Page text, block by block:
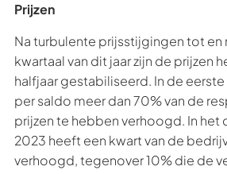
Prijzen
Na turbulente prijsstijgingen tot en
kwartaal van dit jaar zijn de prijzen
halfjaar gestabiliseerd. In de
per saldo meer dan 70% van de
prijzen te hebben verhoogd. In het
2023 heeft een kwart van de
verhoogd, tegenover 10% die de